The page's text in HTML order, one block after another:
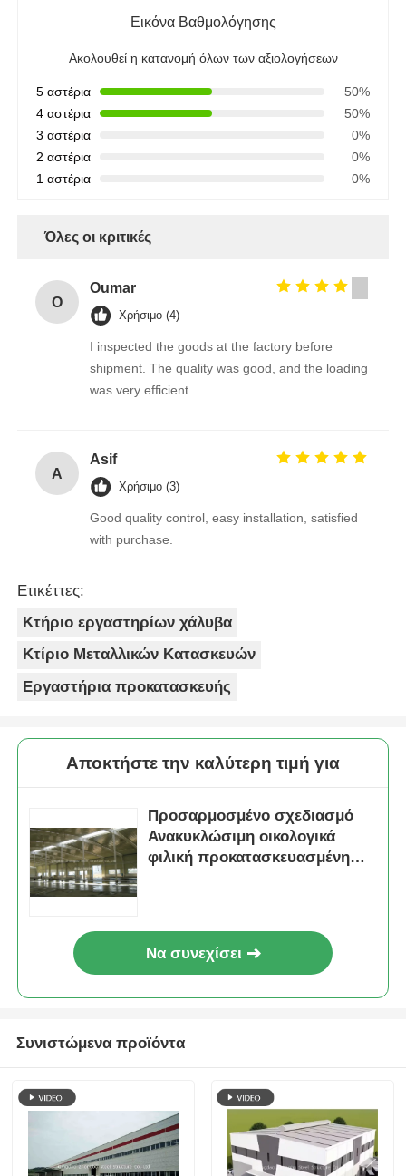
Εικόνα Βαθμολόγησης
Ακολουθεί η κατανομή όλων των αξιολογήσεων
5 αστέρια
50%
4 αστέρια
50%
3 αστέρια
0%
2 αστέρια
0%
1 αστέρια
0%
Όλες οι κριτικές
O
Oumar
Χρήσιμο (4)
I inspected the goods at the factory before
shipment. The quality was good, and the loading
was very efficient.
A
Asif
Χρήσιμο (3)
Good quality control, easy installation, satisfied
with purchase.
Ετικέττες:
Κτήριο εργαστηρίων χάλυβα
Κτίριο Μεταλλικών Κατασκευών
Εργαστήρια προκατασκευής
Αποκτήστε την καλύτερη τιμή για
Προσαρμοσμένο σχεδιασμό
Ανακυκλώσιμη οικολογικά
φιλική προκατασκευασμένη
Να συνεχίσει
Συνιστώμενα προϊόντα